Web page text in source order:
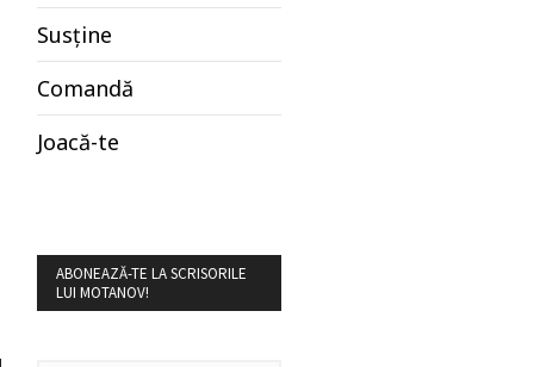
Susține
Comandă
Joacă-te
ABONEAZĂ-TE LA SCRISORILE
LUI MOTANOV!